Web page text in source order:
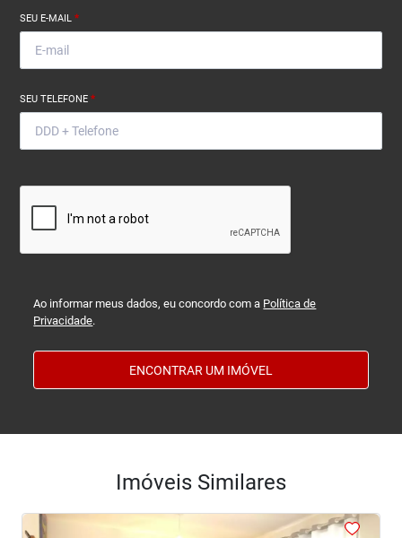
SEU E-MAIL*
SEU TELEFONE*
Ao informar meus dados, eu concordo com a Política de
Privacidade.
ENCONTRAR UM IMÓVEL
Imóveis Similares
<